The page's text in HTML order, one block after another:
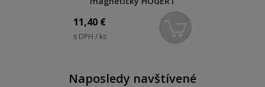
11,40 €
s DPH / ks
Naposledy navštívené